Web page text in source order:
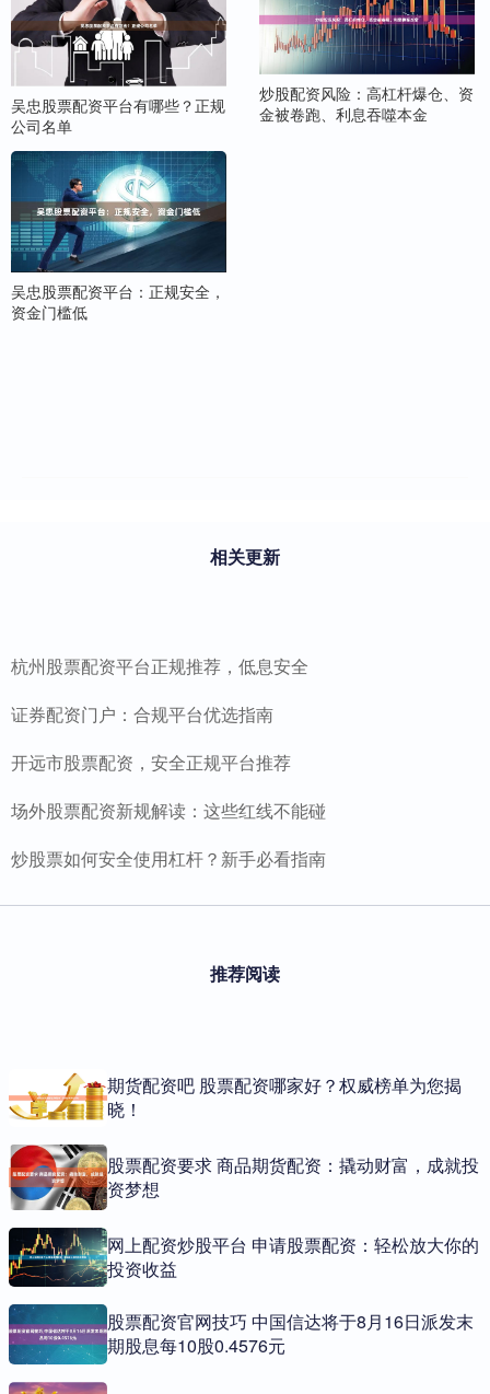
吴忠股票配资平台有哪些？正规
公司名单
炒股配资风险：高杠杆爆仓、资
金被卷跑、利息吞噬本金
吴忠股票配资平台：正规安全，
资金门槛低
相关更新
杭州股票配资平台正规推荐，低息安全
证券配资门户：合规平台优选指南
开远市股票配资，安全正规平台推荐
场外股票配资新规解读：这些红线不能碰
炒股票如何安全使用杠杆？新手必看指南
推荐阅读
期货配资吧 股票配资哪家好？权威榜单为您揭
晓！
股票配资要求 商品期货配资：撬动财富，成就投
资梦想
网上配资炒股平台 申请股票配资：轻松放大你的
投资收益
股票配资官网技巧 中国信达将于8月16日派发末
期股息每10股0.4576元